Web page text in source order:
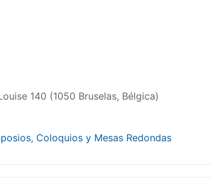
140 (1050 Bruselas, Bélgica)
Coloquios y Mesas Redondas